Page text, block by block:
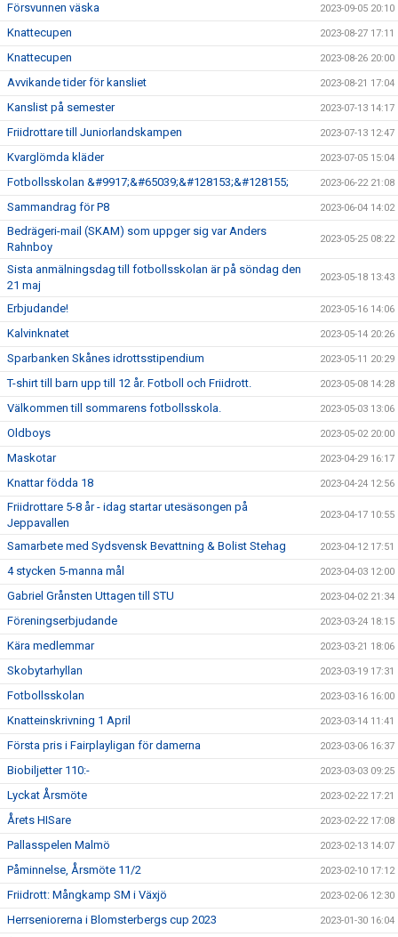
Försvunnen väska 2023-09-05 20:10
Knattecupen 2023-08-27 17:11
Knattecupen 2023-08-26 20:00
Avvikande tider för kansliet 2023-08-21 17:04
Kanslist på semester 2023-07-13 14:17
Friidrottare till Juniorlandskampen 2023-07-13 12:47
Kvarglömda kläder 2023-07-05 15:04
Fotbollsskolan &#9917;&#65039;&#128153;&#128155; 2023-06-22 21:08
Sammandrag för P8 2023-06-04 14:02
Bedrägeri-mail (SKAM) som uppger sig var Anders
Rahnboy
2023-05-25 08:22
Sista anmälningsdag till fotbollsskolan är på söndag den
21 maj
2023-05-18 13:43
Erbjudande! 2023-05-16 14:06
Kalvinknatet 2023-05-14 20:26
Sparbanken Skånes idrottsstipendium 2023-05-11 20:29
T-shirt till barn upp till 12 år. Fotboll och Friidrott. 2023-05-08 14:28
Välkommen till sommarens fotbollsskola. 2023-05-03 13:06
Oldboys 2023-05-02 20:00
Maskotar 2023-04-29 16:17
Knattar födda 18 2023-04-24 12:56
Friidrottare 5-8 år - idag startar utesäsongen på
Jeppavallen
2023-04-17 10:55
Samarbete med Sydsvensk Bevattning & Bolist Stehag 2023-04-12 17:51
4 stycken 5-manna mål 2023-04-03 12:00
Gabriel Grånsten Uttagen till STU 2023-04-02 21:34
Föreningserbjudande 2023-03-24 18:15
Kära medlemmar 2023-03-21 18:06
Skobytarhyllan 2023-03-19 17:31
Fotbollsskolan 2023-03-16 16:00
Knatteinskrivning 1 April 2023-03-14 11:41
Första pris i Fairplayligan för damerna 2023-03-06 16:37
Biobiljetter 110:- 2023-03-03 09:25
Lyckat Årsmöte 2023-02-22 17:21
Årets HISare 2023-02-22 17:08
Pallasspelen Malmö 2023-02-13 14:07
Påminnelse, Årsmöte 11/2 2023-02-10 17:12
Friidrott: Mångkamp SM i Växjö 2023-02-06 12:30
Herrseniorerna i Blomsterbergs cup 2023 2023-01-30 16:04